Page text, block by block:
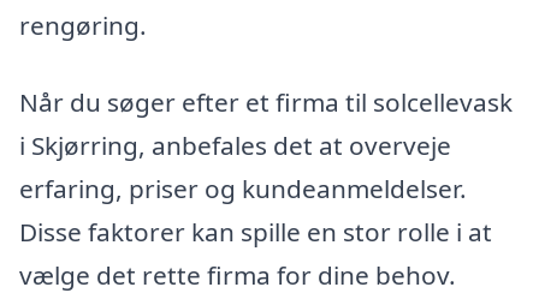
rengøring.
Når du søger efter et firma til solcellevask
i Skjørring, anbefales det at overveje
erfaring, priser og kundeanmeldelser.
Disse faktorer kan spille en stor rolle i at
vælge det rette firma for dine behov.